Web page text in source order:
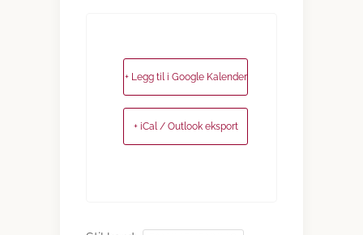
+ Legg til i Google Kalender
+ iCal / Outlook eksport